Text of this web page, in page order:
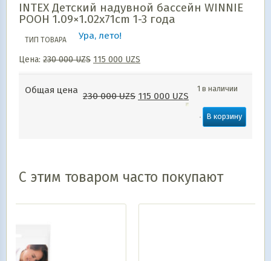
INTEX Детский надувной бассейн WINNIE
POOH 1.09×1.02x71cm 1-3 года
ТИП ТОВАРА Ура, лето!
Цена: 230 000UZS 115 000 UZS
Общая цена
230 000UZS 115 000 UZS
1 в наличии
В корзину
С этим товаром часто покупают